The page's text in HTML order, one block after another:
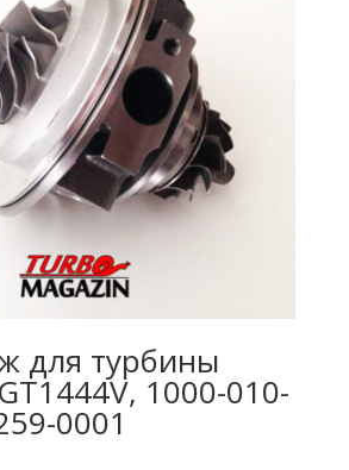
для турбины
1000-010-
0001